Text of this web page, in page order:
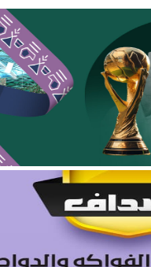
المبتدئ بالتوظيف
والعمل الجماعي
نادي المساعدية
الاستثمار وتنمية